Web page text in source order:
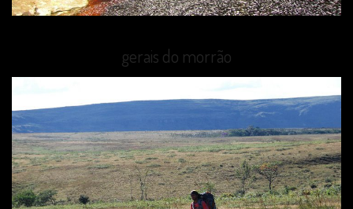
gerais do morrão